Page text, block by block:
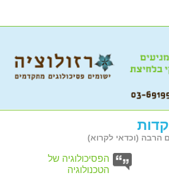
הרבה (וכדאי לקרוא)
הפסיכולוגיה של
הטכנולוגיה